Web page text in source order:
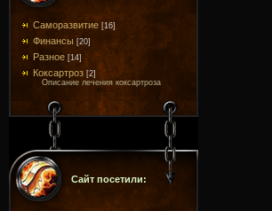
Саморазвитие [16]
Финансы [20]
Разное [14]
Коксартроз [2]
Описание лечения коксартроза
Сайт посетили: